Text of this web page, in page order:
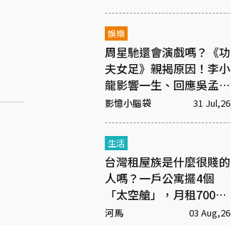
娛樂
周星馳還會演戲嗎？《功
夫女足》親揭原因！李小
龍影響一生、回應吳孟達
彩蛋
影憶小腦袋 31 Jul,26
生活
台灣租屋族是什麼很賤的
人嗎？一戶公寓擺4個
「太空艙」，月租7000
元
河馬 03 Aug,26